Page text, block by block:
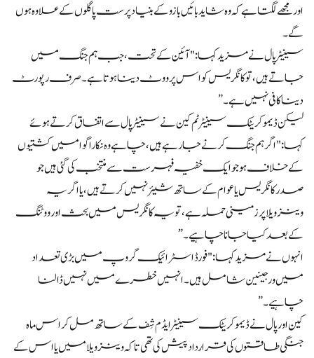
اور مجھے لگتا ہے کہ وہ شاید بائیں بازو کے بنیاد پرست پاگلوں کے علاوہ ہوں
گے۔
سینیٹر پال نے مزید کہا: "آئین کے تحت، جب ہم جنگ میں
جاتے ہیں، تو کانگریس کو اس پر ووٹ دینا ہوتا ہے۔ صرف رپورٹ
دینا کافی نہیں ہے۔”
لیکن ڈیموکریٹک سینیٹر ٹم کین نے سینیٹر پال سے اتفاق کرتے ہوئے
کہا: "اگر ہم جنگ کرنے جا رہے ہیں، چاہے وہ نکاراگوا میں کشتیوں
کے خلاف ہو جو ایک خفیہ فہرست سے منتخب کی گئی ہیں جو
صدر کانگریس یا عوام کے ساتھ شیئر نہیں کرتے ہیں، یا اگر یہ
وینزویلا پر زمینی حملہ ہے، تو یہ کانگریس میں بحث اور ووٹنگ
کے بعد کیا جانا چاہیے۔”
انہوں نے مزید کہا: "فورڈ اسٹرائیک گروپ میں بڑی تعداد
میں ورجینین شامل ہیں۔ انہیں خطرے میں نہیں ڈالنا
چاہیے۔”
کین اور پال نے ڈیموکریٹک سینیٹر ایڈم شِف کے ساتھ مل کر اس ماہ
جنگی طاقتوں کی قرارداد پیش کی تھی تاکہ وینزویلا میں یا اس کے